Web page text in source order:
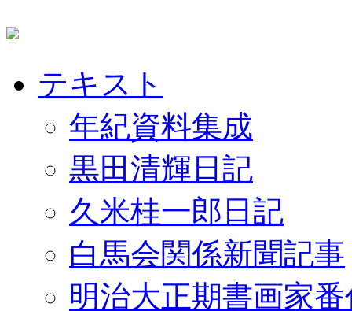
テキスト
年紀資料集成
黒田清輝日記
久米桂一郎日記
白馬会関係新聞記事
明治大正期書画家